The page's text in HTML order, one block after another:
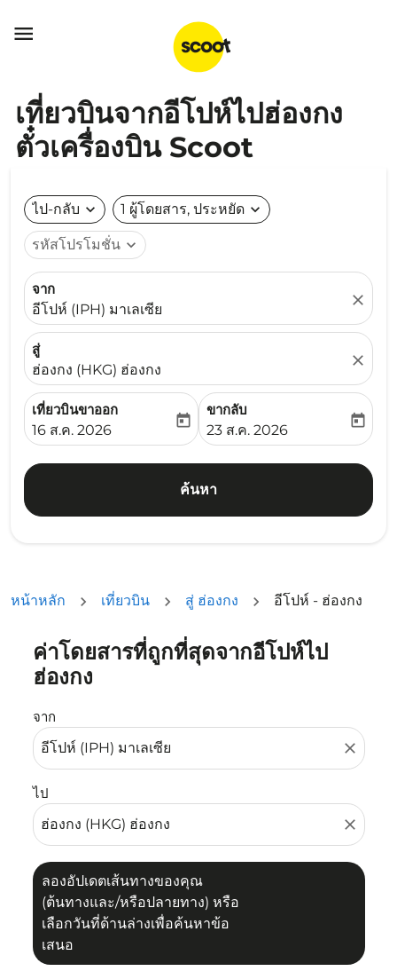

เที่ยวบินจากอีโปห์ไปฮ่องกง
ตั๋วเครื่องบิน Scoot
ไป-กลับ expand_more 1 ผู้โดยสาร, ประหยัด expand_more
รหัสโปรโมชั่น expand_more
จาก
อีโปห์ (IPH) มาเลเซีย
close
สู่
ฮ่องกง (HKG) ฮ่องกง
close
เที่ยวบินขาออก
fc-booking-departure-date-aria-label
16 ส.ค. 2026
today
ขากลับ
fc-booking-return-date-
23 ส.ค. 2026
today
ค้นหา
หน้าหลัก เที่ยวบิน สู่ ฮ่องกง อีโปห์ - ฮ่องกง
ค่าโดยสารที่ถูกที่สุดจากอีโปห์ไป
ฮ่องกง
จาก
close
ไป
close
ลองอัปเดตเส้นทางของคุณ
(ต้นทางและ/หรือปลายทาง) หรือ
เลือกวันที่ด้านล่างเพื่อค้นหาข้อ
เสนอ
ลองอัปเดตเส้นทางของคุณ (ต้นทางและ/หรือปลายทาง) หรื